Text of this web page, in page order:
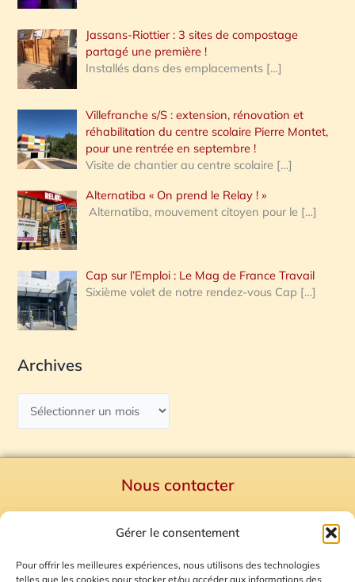
Gérer le consentement
Pour offrir les meilleures expériences, nous utilisons des technologies
telles que les cookies pour stocker et/ou accéder aux informations des
Jassans-Riottier : 3 sites de compostage
partagé une première !
Installés dans des emplacements […]
Villefranche s/S : extension, rénovation et
réhabilitation du centre scolaire Pierre Montet,
pour une rentrée en septembre !
Visite de chantier au centre scolaire […]
Alternatiba « On prend le Relay ! »
Alternatiba, mouvement citoyen pour le […]
Cap sur l’Emploi : Le Mag de France Travail
Sixième volet de notre rendez-vous Cap […]
Archives
Nous contacter
Mentions Légales
Plan du site